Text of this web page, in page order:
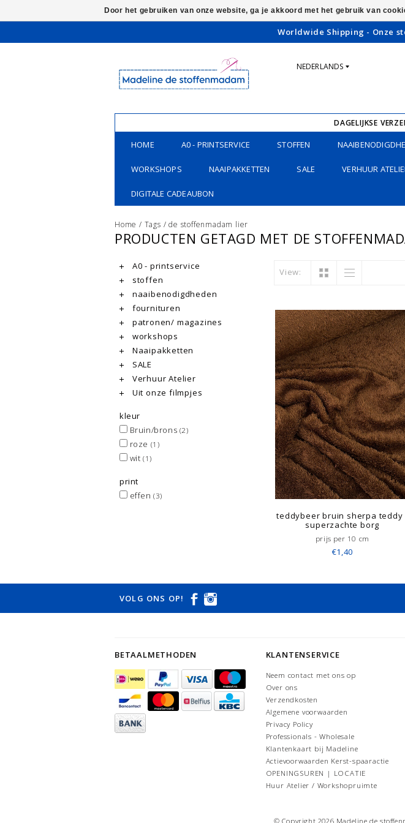
Worldwide Shipping - Onze
NEDERLANDS
DAGELIJKSE
HOME A0 - PRINTSERVICE STOFFEN
WORKSHOPS NAAIPAKKETTEN SALE VERHUUR
DIGITALE CADEAUBON
Home / Tags /de stoffenmadam lier
PRODUCTEN GETAGD MET DE
A0 - printservice
stoffen
naaibenodigdheden
fournituren
patronen/ magazines
workshops
Naaipakketten
SALE
Verhuur Atelier
Uit onze filmpjes
kleur
Bruin/brons (2)
roze (1)
wit (1)
print
effen(3)
View:
teddybeer bruin sherpa teddy
superzachte borg
prijs per 10 cm
€1,40
VOLG ONS OP!
BETAALMETHODEN KLANTENSERVICE
Neem contact met ons op
Over ons
Verzendkosten
Algemene voorwaarden
Privacy Policy
Professionals - Wholesale
Klantenkaart bij Madeline
Actievoorwaarden Kerst-spaaractie
OPENINGSUREN | LOCATIE
Huur Atelier / Workshopruimte
© Copyright 2026 Madeline de
Door het gebruiken van onze website, ga je akkoord met het gebruik van